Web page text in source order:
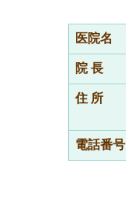
医院名
院 長
住 所
電話番号